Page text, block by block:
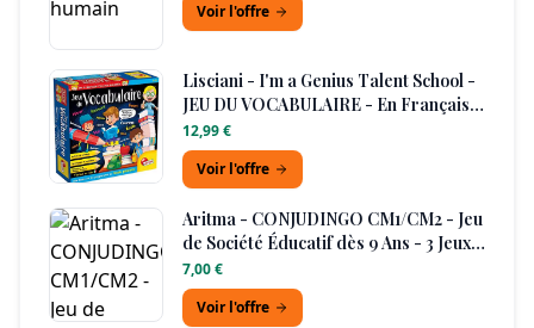
Voir l'offre
Lisciani - I'm a Genius Talent School -
JEU DU VOCABULAIRE - En Français -
Pour Enfants dès 5 ans - Développer
son Vocabulaire:Synonymes,
Contraires, Orthographe &
12,99 €
Voir l'offre
Aritma - CONJUDINGO CM1/CM2 - Jeu
de Société Éducatif dès 9 Ans - 3 Jeux
de Conjugaison : Bataille, Mistigri,
Rami - Consolider Les Acquis en
Conjugaison - 2 À 6 Joueurs - 15 Min -
7,00 €
Voir l'offre